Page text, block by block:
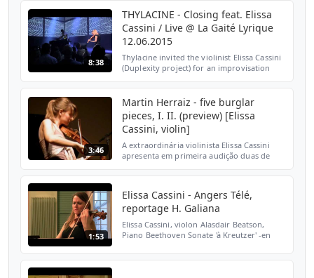
8:38
THYLACINE - Closing feat. Elissa
Cassini / Live @ La Gaité Lyrique
12.06.2015
Thylacine invited the violinist Elissa Cassini
(Duplexity project) for an improvisation
https://duplexityproj...
3:46
Martin Herraiz - five burglar
pieces, I. II. (preview) [Elissa
Cassini, violin]
A extraordinária violinista Elissa Cassini
apresenta em primeira audição duas de
1:53
Elissa Cassini - Angers Télé,
reportage H. Galiana
Elissa Cassini, violon Alasdair Beatson,
Piano Beethoven Sonate 'à Kreutzer' -en